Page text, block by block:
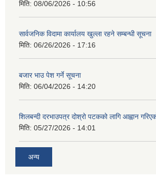
मिति: 08/06/2026 - 10:56
सार्वजनिक विदामा कार्यालय खुल्ला रहने सम्बन्धी सूचना
मिति: 06/26/2026 - 17:16
बजार भाउ पेश गर्ने सूचना
मिति: 06/04/2026 - 14:20
शिलबन्दी दरभाउपत्र दोश्रो पटकको लागि आह्वान
मिति: 05/27/2026 - 14:01
अन्य